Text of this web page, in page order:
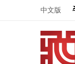
中文版